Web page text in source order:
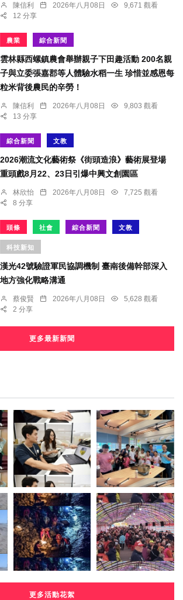
陳信利 2026年八月08日
9,671 觀看
12 分享
農業 綜合新聞
雲林縣西螺鎮農會舉辦親子下田趣活動 200名親
子與立委張嘉郡等人體驗水稻一生 珍惜並感恩每
粒米背後農民的辛勞！
陳信利 2026年八月08日
9,803 觀看
13 分享
綜合新聞 文教
2026潮流文化藝術祭《街頭造浪》藝術展登場
重頭戲8月22、23日引爆中興文創園區
林欣怡 2026年八月08日
7,725 觀看
8 分享
頭條 社會 綜合新聞 文教
科技新知
漢光42號驗證軍民協調機制 臺南後備幹部深入
地方強化戰略溝通
蔡俊賢 2026年八月08日
5,628 觀看
2 分享
更多最新新聞
更多活動花絮